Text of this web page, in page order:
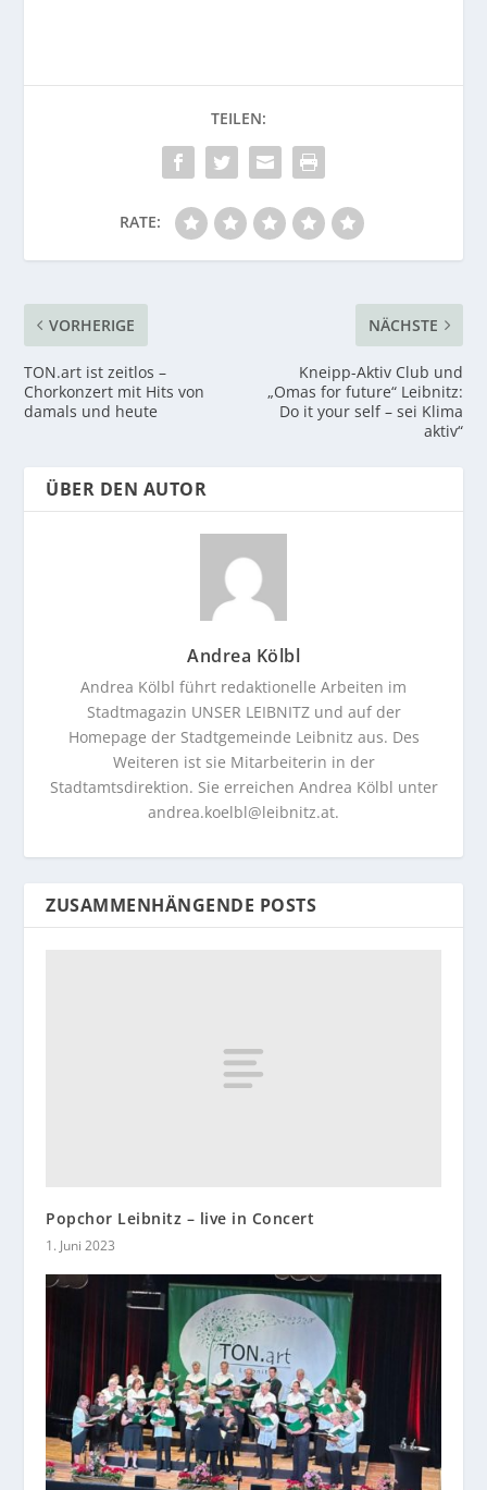
RATE:
VORHERIGE
TON.art ist zeitlos –
Chorkonzert mit Hits von
damals und heute
NÄCHSTE
Kneipp-Aktiv Club und
„Omas for future“ Leibnitz:
Do it your self – sei Klima
aktiv“
ÜBER DEN AUTOR
Andrea Kölbl
Andrea Kölbl führt redaktionelle Arbeiten im
Stadtmagazin UNSER LEIBNITZ und auf der
Homepage der Stadtgemeinde Leibnitz aus. Des
Weiteren ist sie Mitarbeiterin in der
Stadtamtsdirektion. Sie erreichen Andrea Kölbl unter
andrea.koelbl@leibnitz.at.
ZUSAMMENHÄNGENDE POSTS
Popchor Leibnitz – live in Concert
1. Juni 2023